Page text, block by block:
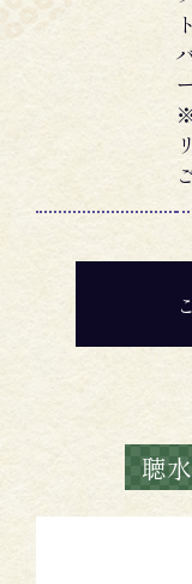
聴